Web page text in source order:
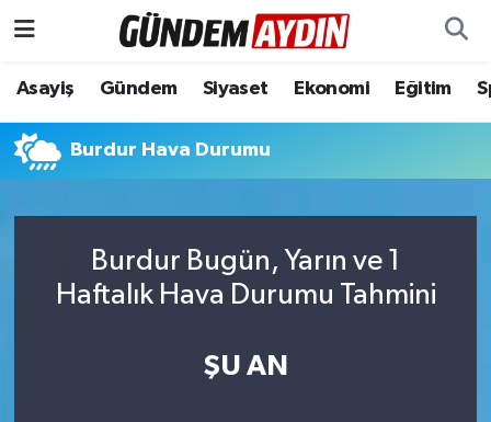
Asayiş Gündem Siyaset Ekonomi Eğitim
Burdur Hava Durumu
Burdur Bugün, Yarın ve 1
Haftalık Hava Durumu Tahmini
ŞU AN
Aydın Nöbetçi Eczaneler
Aydın Hava Durumu
Aydın Trafik Yoğunluk Haritası
Süper Lig Puan Durumu ve Fikstür